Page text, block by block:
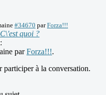
#34670 parForza!!!
quoi ?
parForza!!!.
participer à la conversation.